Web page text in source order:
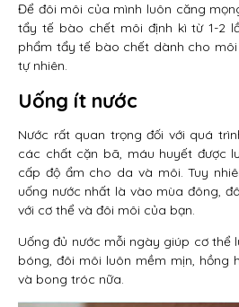
Để đôi môi của mình luôn căng
tẩy tế bào chết môi định kì từ 1-2
phẩm tẩy tế bào chết dành cho
tự nhiên.
Uống ít nước
Nước rất quan trọng đối với quá
các chất cặn bã, máu huyết được
cấp độ ẩm cho da và môi. Tuy
uống nước nhất là vào mùa đông,
với cơ thể và đôi môi của bạn.
Uống đủ nước mỗi ngày giúp cơ thể
bóng, đôi môi luôn mềm mịn, hồng
và bong tróc nữa.